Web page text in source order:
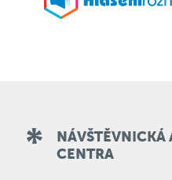
NÁVŠTĚVNICKÁ
CENTRA